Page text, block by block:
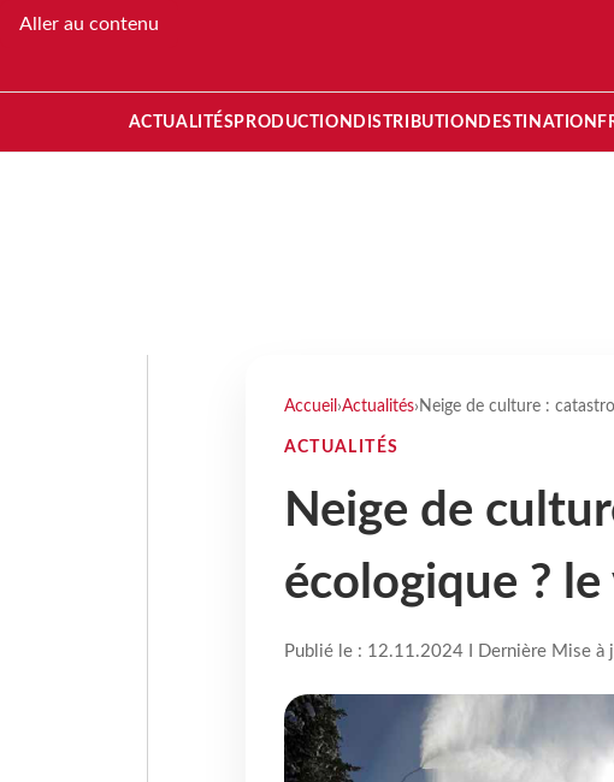
Aller au contenu
ACTUALITÉS PRODUCTION DISTRIBUTION DESTINATION
Accueil ›Actualités› Neige de culture :
ACTUALITÉS
Neige de
écologique ?
Publié le : 12.11.2024 I Dernière Mise